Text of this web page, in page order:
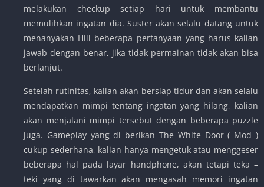
melakukan checkup setiap hari untuk membantu
memulihkan ingatan dia. Suster akan selalu datang untuk
menanyakan Hill beberapa pertanyaan yang harus kalian
jawab dengan benar, jika tidak permainan tidak akan bisa
berlanjut.
Setelah rutinitas, kalian akan bersiap tidur dan akan selalu
mendapatkan mimpi tentang ingatan yang hilang, kalian
akan menjalani mimpi tersebut dengan beberapa puzzle
juga. Gameplay yang di berikan The White Door ( Mod )
cukup sederhana, kalian hanya mengetuk atau menggeser
beberapa hal pada layar handphone, akan tetapi teka –
teki yang di tawarkan akan mengasah memori ingatan